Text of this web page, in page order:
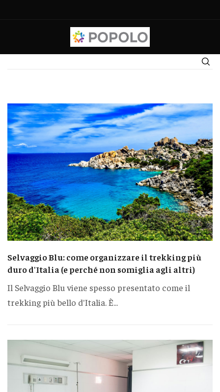
Selvaggio Blu: come organizzare il trekking più
duro d'Italia (e perché non somiglia agli altri)
Il Selvaggio Blu viene spesso presentato come il
trekking più bello d'Italia. È...